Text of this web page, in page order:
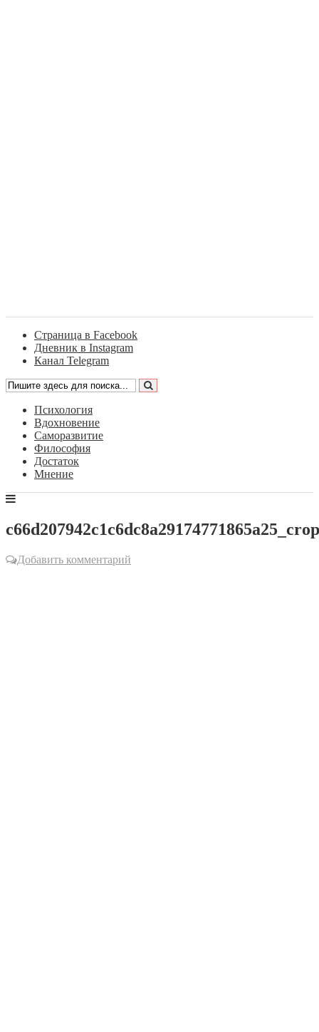
Страница в Facebook
Дневник в Instagram
Канал Telegram
Психология
Вдохновение
Саморазвитие
Философия
Достаток
Мнение
Добавить комментарий